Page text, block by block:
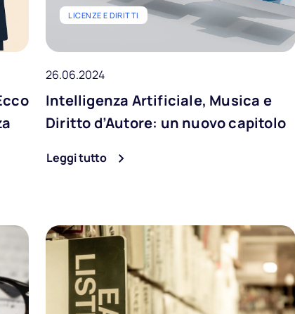
LICENZE E DIRITTI
26.06.2024
Intelligenza Artificiale, Musica e
Diritto d’Autore: un nuovo capitolo
Leggi tutto